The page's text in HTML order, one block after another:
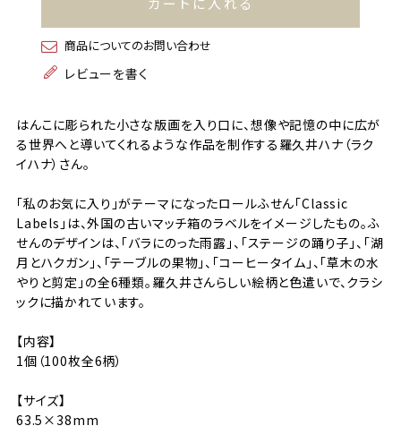
商品についてのお問い合わせ
レビューを書く
はんこに彫られた小さな版画を入り口に、想像や記憶の中に広が
る世界へと導いてくれるような作品を制作する羅久井ハナ（ラク
イハナ）さん。
「私のお気に入り」がテーマになったロールふせん「Classic
Labels」は、外国の古いマッチ箱のラベルをイメージしたもの。ふ
せんのデザインは、「バラにのった雨露」、「ステージの踊り子」、「湖
月とハクガン」、「テーブルの果物」、「コーヒータイム」、「草木の水
やりと剪定」の全6種類。羅久井さんらしい絵柄と色遣いで、クラシ
ックに描かれています。
【内容】
1個（100枚全6柄）
【サイズ】
63.5×38mm